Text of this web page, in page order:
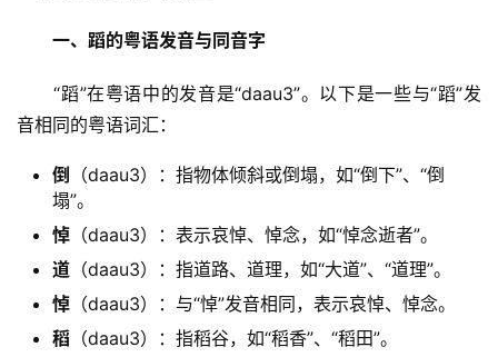
一、蹈的粤语发音与同音字
“蹈”在粤语中的发音是“daau3”。以下是一些与“蹈”发
音相同的粤语词汇：
倒
（daau3）：指物体倾斜或倒塌，如“倒下”、“倒
塌”。
悼 （daau3）：表示哀悼、悼念，如“悼念逝者”。
道 （daau3）：指道路、道理，如“大道”、“道理”。
悼 （daau3）：与“悼”发音相同，表示哀悼、悼念。
稻 （daau3）：指稻谷，如“稻香”、“稻田”。